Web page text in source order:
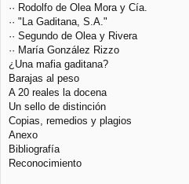
·· Rodolfo de Olea Mora y Cía.
·· "La Gaditana, S.A."
·· Segundo de Olea y Rivera
·· María González Rizzo
¿Una mafia gaditana?
Barajas al peso
A 20 reales la docena
Un sello de distinción
Copias, remedios y plagios
Anexo
Bibliografía
Reconocimiento